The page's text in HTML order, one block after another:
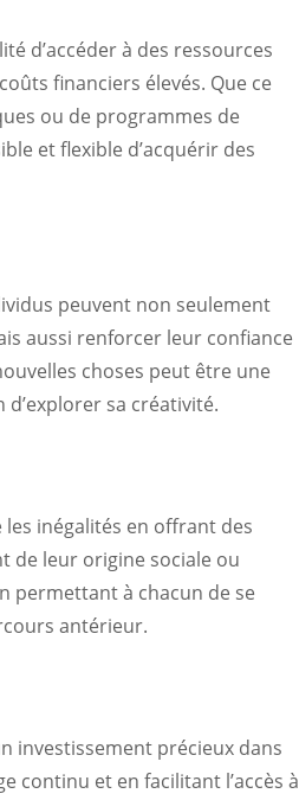
d’accéder à des ressources
financiers élevés. Que ce
ou de programmes de
et flexible d’acquérir des
peuvent non seulement
aussi renforcer leur confiance
choses peut être une
sa créativité.
inégalités en offrant des
de leur origine sociale ou
permettant à chacun de se
antérieur.
investissement précieux dans
continu et en facilitant l’accès à